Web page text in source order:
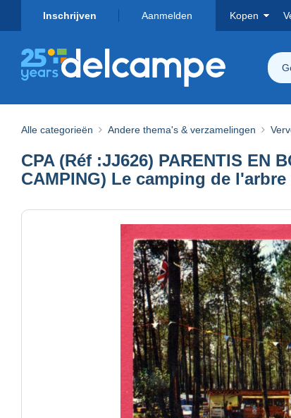
Inschrijven Aanmelden Kopen
Alle categorieën Andere thema's & verzamelingen
CPA (Réf :JJ626) PARENTIS EN
CAMPING) Le camping de